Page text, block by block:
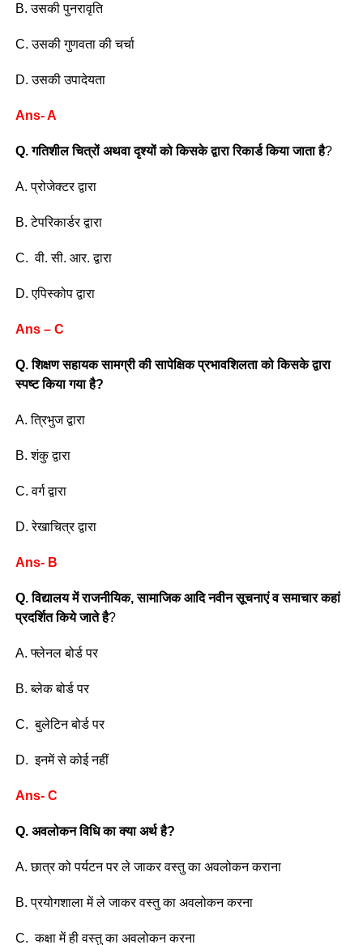
B. उसकी पुनरावृति
C. उसकी गुणवता की चर्चा
D. उसकी उपादेयता
Ans- A
Q. गतिशील चित्रों अथवा दृश्यों को किसके द्वारा रिकार्ड किया जाता है?
A. प्रोजेक्टर द्वारा
B. टेपरिकार्डर द्वारा
C. वी. सी. आर. द्वारा
D. एपिस्कोप द्वारा
Ans – C
Q. शिक्षण सहायक सामग्री की सापेक्षिक प्रभावशिलता को किसके द्वारा
स्पष्ट किया गया है?
A. त्रिभुज द्वारा
B. शंकु द्वारा
C. वर्ग द्वारा
D. रेखाचित्र द्वारा
Ans- B
Q. विद्यालय में राजनीयिक, सामाजिक आदि नवीन सूचनाएं व समाचार कहां
प्रदर्शित किये जाते है?
A. फ्लेनल बोर्ड पर
B. ब्लेक बोर्ड पर
C. बुलेटिन बोर्ड पर
D. इनमें से कोई नहीं
Ans- C
Q. अवलोकन विधि का क्या अर्थ है?
A. छात्र को पर्यटन पर ले जाकर वस्तु का अवलोकन कराना
B. प्रयोगशाला में ले जाकर वस्तु का अवलोकन करना
C. कक्षा में ही वस्तु का अवलोकन करना